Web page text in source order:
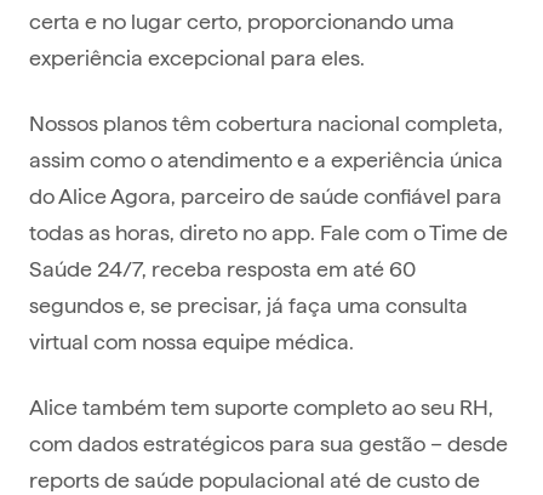
certa e no lugar certo, proporcionando uma
experiência excepcional para eles.
Nossos planos têm cobertura nacional completa,
assim como o atendimento e a experiência única
do Alice Agora, parceiro de saúde confiável para
todas as horas, direto no app. Fale com o Time de
Saúde 24/7, receba resposta em até 60
segundos e, se precisar, já faça uma consulta
virtual com nossa equipe médica.
Alice também tem suporte completo ao seu RH,
com dados estratégicos para sua gestão – desde
reports de saúde populacional até de custo de